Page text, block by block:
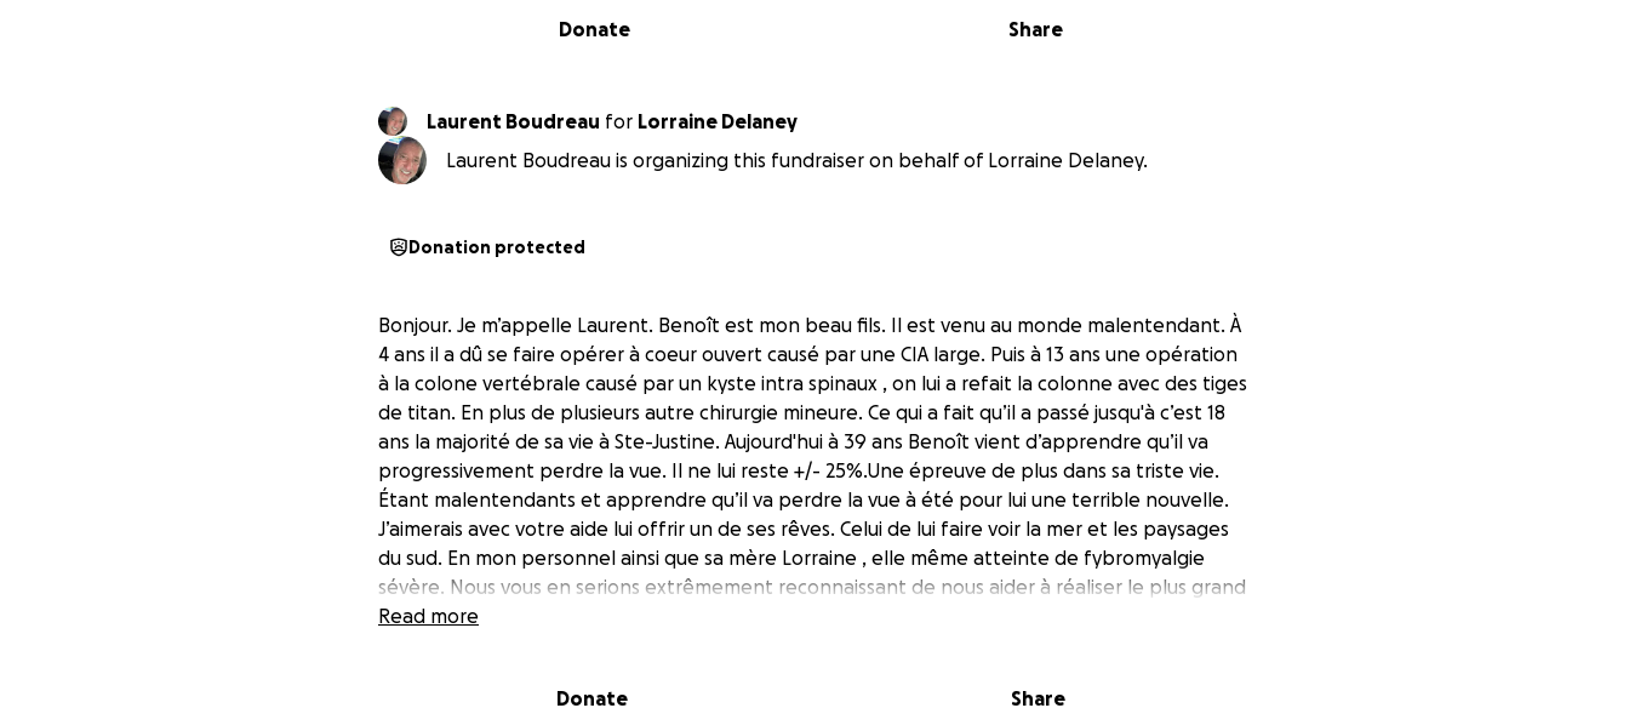
Share
Donate
Laurent Boudreau for
Lorraine Delaney
Laurent Boudreau is organizing this fundraiser on behalf of Lorraine Delaney.
Donation protected
Bonjour. Je m’appelle Laurent. Benoît est mon beau fils. Il est venu au monde malentendant. À
4 ans il a dû se faire opérer à coeur ouvert causé par une CIA large. Puis à 13 ans une opération
à la colone vertébrale causé par un kyste intra spinaux , on lui a refait la colonne avec des tiges
de titan. En plus de plusieurs autre chirurgie mineure. Ce qui a fait qu’il a passé jusqu'à c’est 18
ans la majorité de sa vie à Ste-Justine. Aujourd'hui à 39 ans Benoît vient d’apprendre qu’il va
progressivement perdre la vue. Il ne lui reste +/- 25%.Une épreuve de plus dans sa triste vie.
Étant malentendants et apprendre qu’il va perdre la vue à été pour lui une terrible nouvelle.
J’aimerais avec votre aide lui offrir un de ses rêves. Celui de lui faire voir la mer et les paysages
du sud. En mon personnel ainsi que sa mère Lorraine , elle même atteinte de fybromyalgie
sévère. Nous vous en serions extrêmement reconnaissant de nous aider à réaliser le plus grand
rêve de Benoit. Merci à l’avance de votre très grande générosité et nous vous envoyons
l’organisme enfant soleil afin de faire bénéficier de votre générosité à un autre enfant malade.
Read more
Donate Share